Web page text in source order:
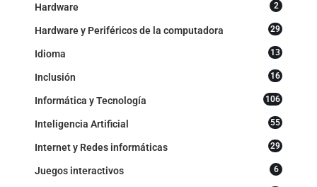
Hardware 2
Hardware y Periféricos de la computadora 29
Idioma 13
Inclusión 16
Informática y Tecnología 106
Inteligencia Artificial 55
Internet y Redes informáticas 29
Juegos interactivos 6